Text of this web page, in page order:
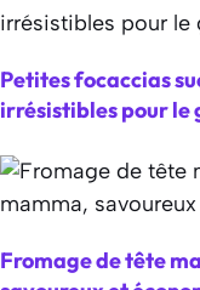
Petites focaccias
irrésistibles pour le
Fromage de tête